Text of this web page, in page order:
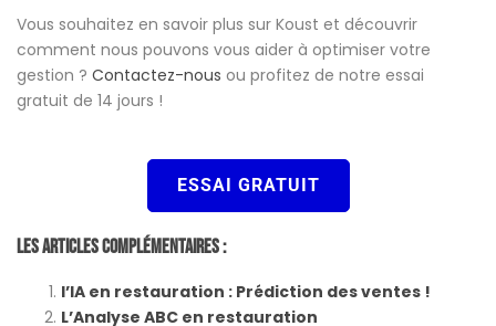
Vous souhaitez en savoir plus sur Koust et découvrir
comment nous pouvons vous aider à optimiser votre
gestion ? Contactez-nous ou profitez de notre essai
gratuit de 14 jours !
ESSAI GRATUIT
Les Articles Complémentaires :
l’IA en restauration : Prédiction des ventes !
L’Analyse ABC en restauration